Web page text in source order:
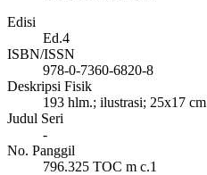
Edisi
Ed.4
ISBN/ISSN
978-0-7360-6820-8
Deskripsi Fisik
193 hlm.; ilustrasi; 25x17 cm
Judul Seri
-
No. Panggil
796.325 TOC m c.1